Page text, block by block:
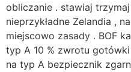
obliczanie . stawiaj
nieprzykładne Zelandia ,
miejscowo zasady . BOF
typ A 10 % zwrotu
na typ A bezpiecznik